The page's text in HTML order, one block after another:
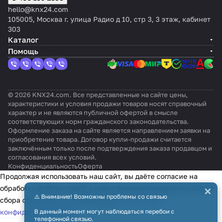
hello@knx24.com
105005, Москва г. улица Радио д 10, стр 3, 3 этаж, кабинет
303
Каталог
Помощь
© 2026 KNX24.com. Все представленные на сайте цены,
характеристики и условия продажи товаров носят справочный
характер и не являются публичной офертой в смысле
соответствующих норм гражданского законодательства.
Оформление заказа на сайте является направлением заявки на
приобретение товара. Договор купли-продажи считается
заключённым только после подтверждения заказа продавцом и
согласования всех условий.
КонфиденциальностьОферта
⚠️ Внимание! Возможны проблемы со связью
В данный момент могут наблюдаться перебои с
телефонной связью.
×
Продолжая использовать наш сайт, вы даёте согласие на
обработку файлов cookie в целях функционирования сайта и
сбора статистики в соответствии сполитикой
конфиденциальности